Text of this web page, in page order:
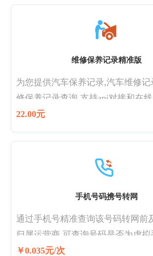
定性，本接口采用流量控制机制，
同车架号查询，会返回请求频繁。
维修保养记录精准版
为您提供汽车保养记录,汽车维修记
修保养记录查询,支持api对接和在线
品牌价格有差异，详细请查看下方
祺、日产、比亚迪、三菱、广汽埃
时需要提供上传发动机号，否则会
般情况下查询后15分钟内返回结果
是走人工渠道的，人工渠道晚上
询，价格为22元 若保养记录没走4s
入系统的将无法查询到
22.00元
手机号码携号转网
通过手机号精准查询该号码转网前
归属运营商 可查询号码是否为虚拟
查询到号码归属地信息 高准确率，
￥0.035元/次